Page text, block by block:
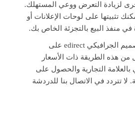
لزيادة التعرض ووعي المستهلك.
تثبيتها على لوحات الإعلانات أو
منفذ البيع بالتجزئة الخاص بك.
سيساعدك فريق التصميم الجرافيكي edirect على
من هذه الطريقة ذات الأسعار
بالعلامة التجارية والحصول على
لا تتردد في الاتصال بنا للدردشة